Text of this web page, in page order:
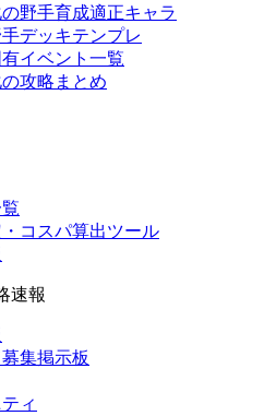
野手育成適正キャラ
デッキテンプレ
イベント一覧
攻略まとめ
コスパ算出ツール
速報
集掲示板
ィ